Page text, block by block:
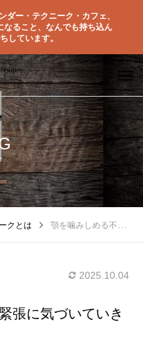
ー・テクニーク・カフェ、
なること、なんでも持ち込ん
しています。
クとは 顎を噛みしめる不必要な緊張に気づいていきたい
2025.10.04
張に気づいていき